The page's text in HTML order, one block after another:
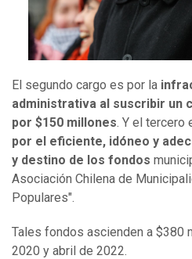
El segundo cargo es por la
administrativa al suscribir un
por $150 millones. Y el tercero
por el eficiente, idóneo y
y destino de los fondos
Asociación Chilena de
Populares".
Tales fondos ascienden a $380
2020 y abril de 2022.